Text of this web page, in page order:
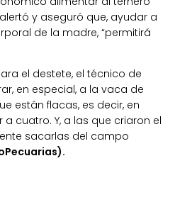
y aseguró que, ayudar a
de la madre, “permitirá
el destete, el técnico de
en especial, a la vaca de
están flacas, es decir, en
cuatro. Y, a las que criaron el
sacarlas del campo